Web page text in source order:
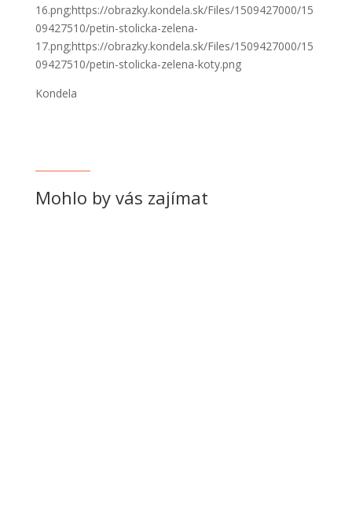
16.png;https://obrazky.kondela.sk/Files/1509427000/15
09427510/petin-stolicka-zelena-
17.png;https://obrazky.kondela.sk/Files/1509427000/15
09427510/petin-stolicka-zelena-koty.png
Kondela
Mohlo by vás zajímat